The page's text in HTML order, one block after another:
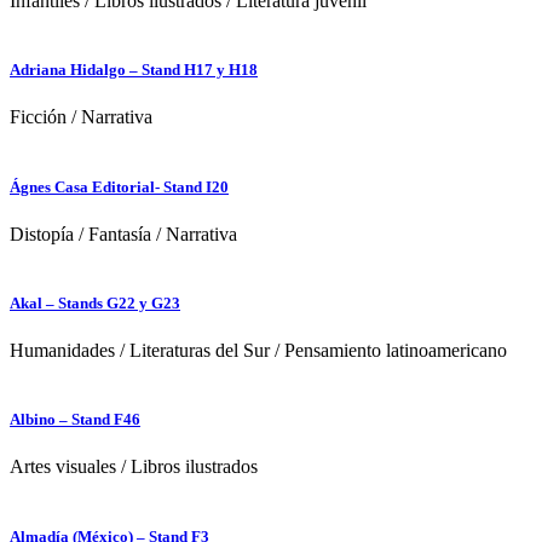
Adriana Hidalgo – Stand H17 y H18
Ficción /Narrativa
Ágnes Casa Editorial- Stand I20
Distopía /Fantasía /Narrativa
Akal – Stands G22 y G23
Humanidades /Literaturas del Sur/Pensamiento latinoamericano
Albino – Stand F46
Artes visuales /Libros ilustrados
Almadía (México) – Stand F3